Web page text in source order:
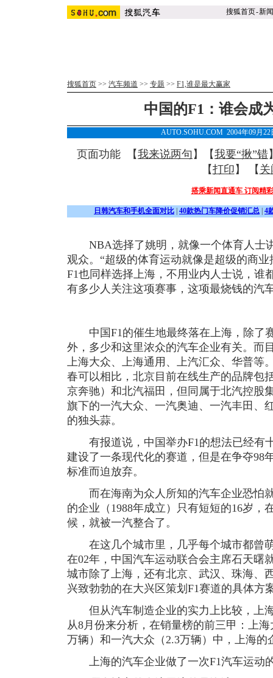
搜狐首页-新闻
搜狐首页 >> 汽车频道 >> 专题 >> F1,谁是最大赢家
中国的F1：谁会成
AUTO.SOHU.COM 2004年09月
页面功能 【我来说两句 】【我要“揪”错
【打印 】 【 关
搭乘新闻直通车 订阅精
日韩汽车和手机全面对比 40款热门车降价促销汇总 4
NBA选择了姚明，就像一个体育人士
观众。“超级的体育运动就像是超级的商
F1也同样选择上海，不用业内人士说，谁
有多少人关注这项赛事，这项最烧钱的汽
中国F1的催生地最终落在上海，除了
外，多少和这里浓众的汽车企业有关。而
上海大众、上海通用、上汽汇众、华普等
春可以相比，北京目前在线生产的品牌包
京奔驰）和北汽福田，但同属于北汽控股
旗下的一汽大众、一汽奥迪、一汽丰田、
的独头蒜。
有报道说，中国举办F1的想法已经有
建设了一条现代化的赛道，但是在争夺98
标准而迫放弃。
而在海南为众人所知的汽车企业恐怕
的企业（1988年成立）只有短短的16岁，
候，就被一汽整合了。
在这几个城市里，几乎每个城市都曾
在02年，中国汽车运动联合会主席石天曙
城市除了上海，还有北京、武汉、珠海、
兴致勃勃的在大兴区策划F1赛道的具体方
但从汽车制造企业的实力上比较，上
从8月份来分析，在销量榜的前三甲：上
万辆）和一汽大众（2.3万辆）中，上海的
上海的汽车企业做了一次F1汽车运动